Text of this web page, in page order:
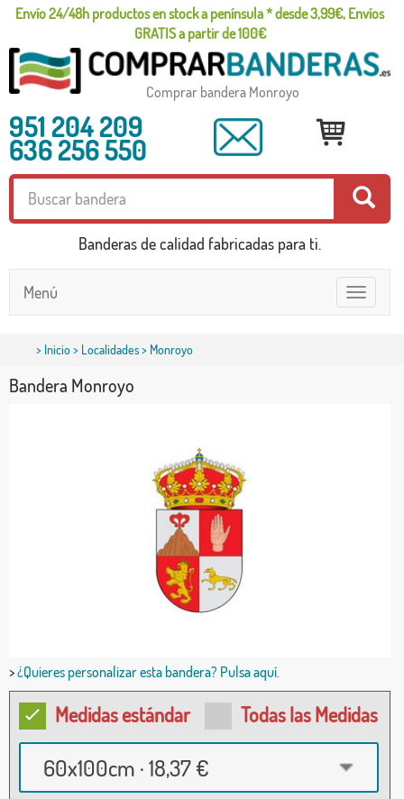
Envío 24/48h productos en stock a península * desde 3,99€, Envíos
GRATIS a partir de 100€
Comprar bandera Monroyo
951 204 209
636 256 550
Banderas de calidad fabricadas para ti.
Toggle
navigation
Menú
> Inicio> Localidades> Monroyo
Bandera Monroyo
>¿Quieres personalizar esta bandera? Pulsa aquí.
Medidas estándar Todas las Medidas
60x100cm · 18,37 €